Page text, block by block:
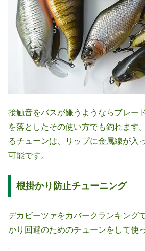
接触音をバスが嫌うようならブレー
を落としたその使い方でも釣れます
るチューンは、リップに金属線が入
可能です。
根掛かり防止チューニング
デカビーツァをカバークランキング
かり回避のためのチューンをして使